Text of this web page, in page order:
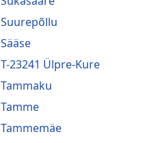
Suurepõllu
Sääse
T-23241 Ülpre-Kure
Tammaku
Tamme
Tammemäe